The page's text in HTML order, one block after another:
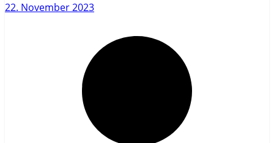
22. November 2023